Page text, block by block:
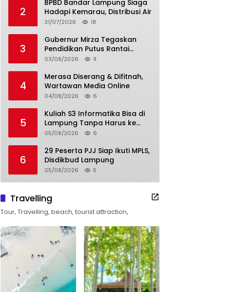
2
BPBD Bandar Lampung Siaga
Hadapi Kemarau, Distribusi Air
31/07/2026 18
3
Gubernur Mirza Tegaskan
Pendidikan Putus Rantai
Kemiskinan
03/08/2026 9
4
Merasa Diserang & Difitnah,
Wartawan Media Online
04/08/2026 6
5
Kuliah S3 Informatika Bisa di
Lampung Tanpa Harus ke
Luar Daerah
05/08/2026 6
6
29 Peserta PJJ Siap Ikuti MPLS,
Disdikbud Lampung
05/08/2026 5
Travelling
Tour, Travelling, beach, tourist attraction,